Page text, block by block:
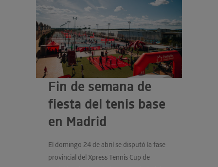
Fin de semana de
fiesta del tenis base
en Madrid
El domingo 24 de abril se disputó la fase
provincial del Xpress Tennis Cup de